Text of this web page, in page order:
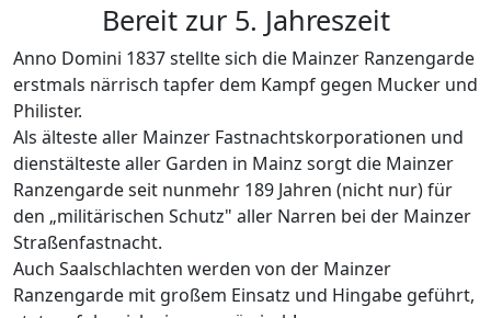
Bereit zur 5. Jahreszeit
Anno Domini 1837 stellte sich die Mainzer Ranzengarde
erstmals närrisch tapfer dem Kampf gegen Mucker und
Philister.
Als älteste aller Mainzer Fastnachtskorporationen und
dienstälteste aller Garden in Mainz sorgt die Mainzer
Ranzengarde seit nunmehr 189 Jahren (nicht nur) für
den „militärischen Schutz" aller Narren bei der Mainzer
Straßenfastnacht.
Auch Saalschlachten werden von der Mainzer
Ranzengarde mit großem Einsatz und Hingabe geführt,